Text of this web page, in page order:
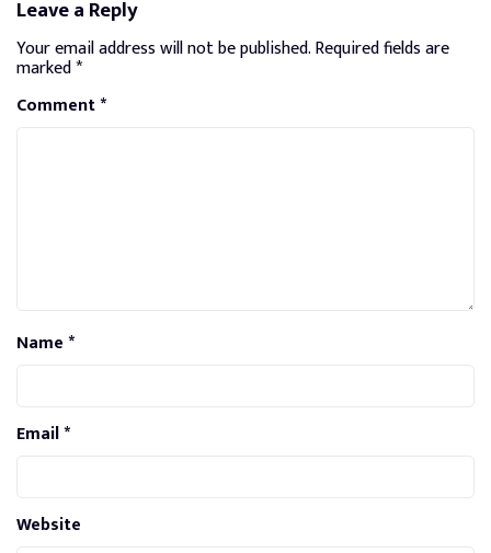
Leave a Reply
Your email address will not be published.Required fields are
marked*
Comment*
Name*
Email*
Website